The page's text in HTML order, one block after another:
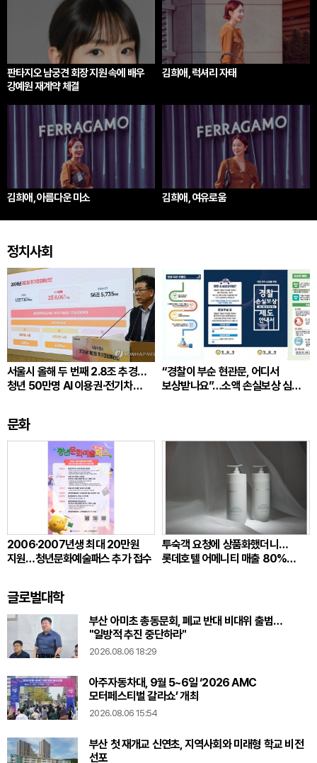
판타지오 남궁견 회장 지원 속에 배우
강예원 재계약 체결
김희애, 럭셔리 자태
김희애, 아름다운 미소 김희애, 여유로움
정치사회
서울시 올해 두 번째 2.8조 추경…
청년 50만명 AI 이용권·전기차
“경찰이 부순 현관문, 어디서
보상받나요”…소액 손실보상 심의
문화
2006·2007년생 최대 20만원
지원…청년문화예술패스 추가 접수
투숙객 요청에 상품화했더니…
롯데호텔 어메니티 매출 80%
글로벌대학
부산 아미초 총동문회, 폐교 반대 비대위 출범…
"일방적 추진 중단하라"
2026.08.06 18:29
아주자동차대, 9월 5~6일 ‘2026 AMC
모터페스티벌 갈라쇼’ 개최
2026.08.06 15:54
부산 첫 재개교 신연초, 지역사회와 미래형 학교 비전
선포